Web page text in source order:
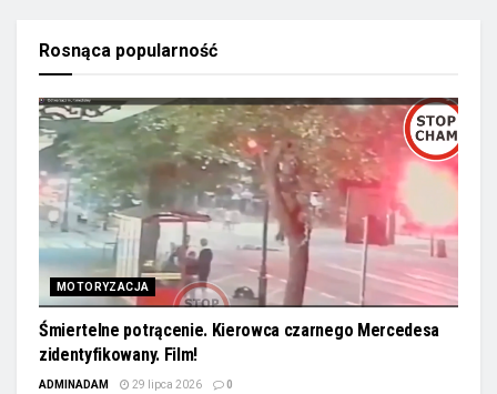
Rosnąca popularność
MOTORYZACJA
Śmiertelne potrącenie. Kierowca czarnego Mercedesa
zidentyfikowany. Film!
ADMINADAM 29 lipca 2026 0